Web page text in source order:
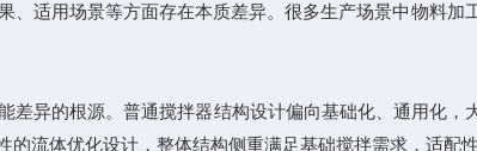
适用场景等方面存在本质差异。很多生产场景中物料
的根源。普通搅拌器结构设计偏向基础化、通用化，
流体优化设计，整体结构侧重满足基础搅拌需求，适配